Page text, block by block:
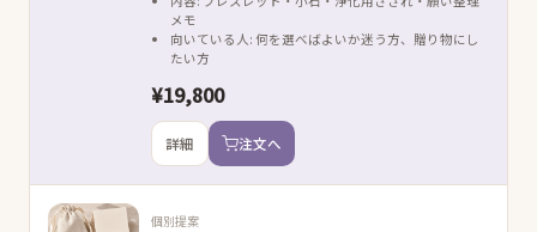
メモ
向いている人: 何を選べばよいか迷う方、贈り物にし
たい方
¥19,800
詳細 注文へ
個別提案